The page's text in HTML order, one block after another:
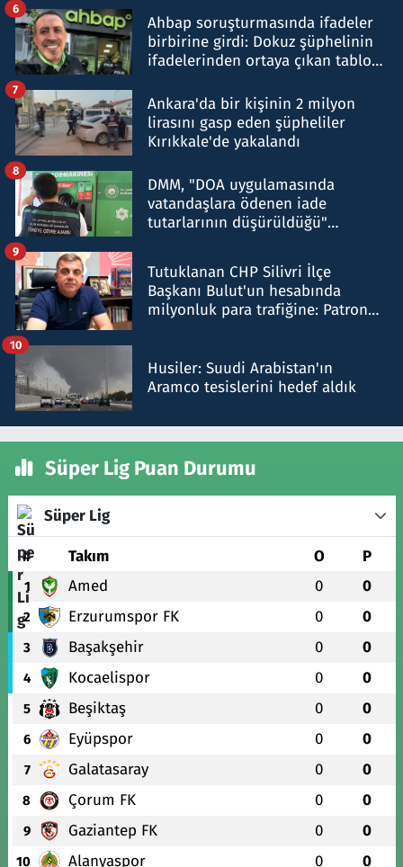
Ahbap soruşturmasında ifadeler
birbirine girdi: Dokuz şüphelinin
ifadelerinden ortaya çıkan tablo
6
Ankara'da bir kişinin 2 milyon
lirasını gasp eden şüpheliler
Kırıkkale'de yakalandı
7
DMM, "DOA uygulamasında
vatandaşlara ödenen iade
tutarlarının düşürüldüğü"
8
Tutuklanan CHP Silivri İlçe
Başkanı Bulut'un hesabında
milyonluk para trafiğine: Patron
9
Husiler: Suudi Arabistan'ın
Aramco tesislerini hedef aldık
10
Süper Lig Puan Durumu
Süper Lig
# Takım O P
1 Amed 0 0
2 Erzurumspor FK 0 0
3 Başakşehir 0 0
4 Kocaelispor 0 0
5 Beşiktaş 0 0
6 Eyüpspor 0 0
7 Galatasaray 0 0
8 Çorum FK 0 0
9 Gaziantep FK 0 0
10 Alanyaspor 0 0